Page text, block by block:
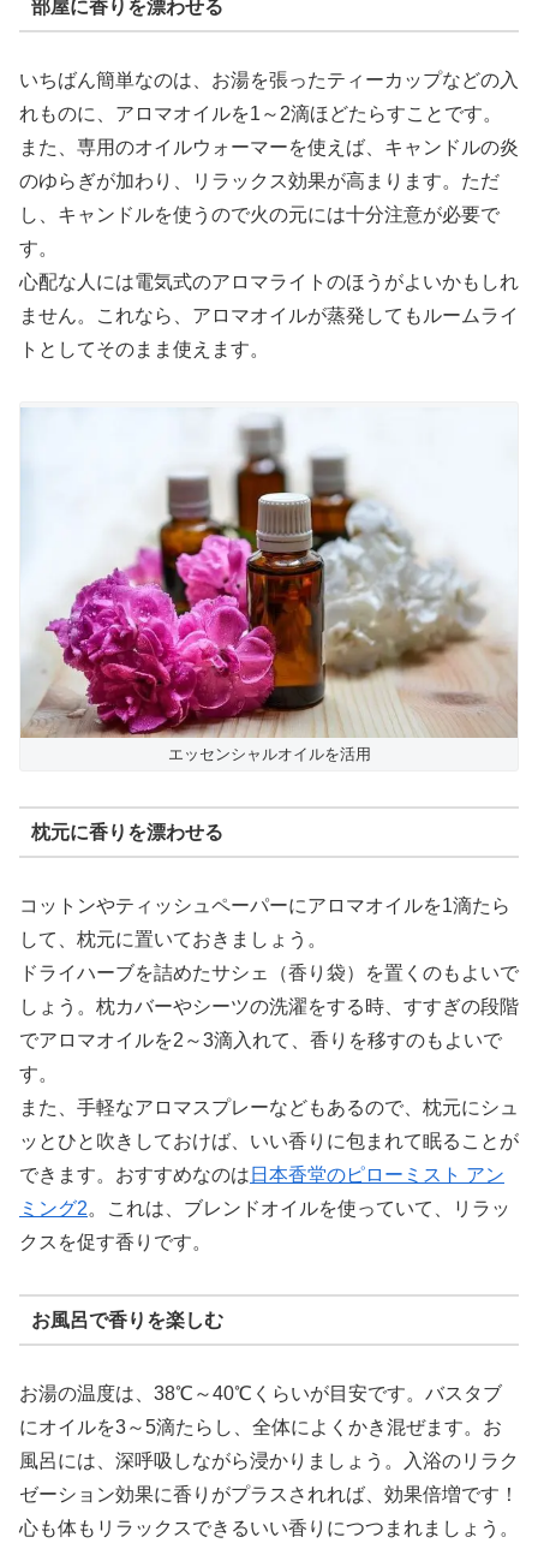
部屋に香りを漂わせる
いちばん簡単なのは、お湯を張ったティーカップなどの入
れものに、アロマオイルを1～2滴ほどたらすことです。
また、専用のオイルウォーマーを使えば、キャンドルの炎
のゆらぎが加わり、リラックス効果が高まります。ただ
し、キャンドルを使うので火の元には十分注意が必要で
す。
心配な人には電気式のアロマライトのほうがよいかもしれ
ません。これなら、アロマオイルが蒸発してもルームライ
トとしてそのまま使えます。
エッセンシャルオイルを活用
枕元に香りを漂わせる
コットンやティッシュペーパーにアロマオイルを1滴たら
して、枕元に置いておきましょう。
ドライハーブを詰めたサシェ（香り袋）を置くのもよいで
しょう。枕カバーやシーツの洗濯をする時、すすぎの段階
でアロマオイルを2～3滴入れて、香りを移すのもよいで
す。
また、手軽なアロマスプレーなどもあるので、枕元にシュ
ッとひと吹きしておけば、いい香りに包まれて眠ることが
できます。おすすめなのは 日本香堂のピローミスト アン
ミング2。これは、ブレンドオイルを使っていて、リラッ
クスを促す香りです。
お風呂で香りを楽しむ
お湯の温度は、38℃～40℃くらいが目安です。バスタブ
にオイルを3～5滴たらし、全体によくかき混ぜます。お
風呂には、深呼吸しながら浸かりましょう。入浴のリラク
ゼーション効果に香りがプラスされれば、効果倍増です！
心も体もリラックスできるいい香りにつつまれましょう。